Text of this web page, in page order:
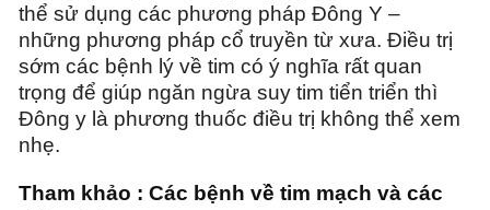
thể sử dụng các phương pháp Đông Y –
những phương pháp cổ truyền từ xưa. Điều trị
sớm các bệnh lý về tim có ý nghĩa rất quan
trọng để giúp ngăn ngừa suy tim tiển triển thì
Đông y là phương thuốc điều trị không thể xem
nhẹ.
Tham khảo : Các bệnh về tim mạch và các